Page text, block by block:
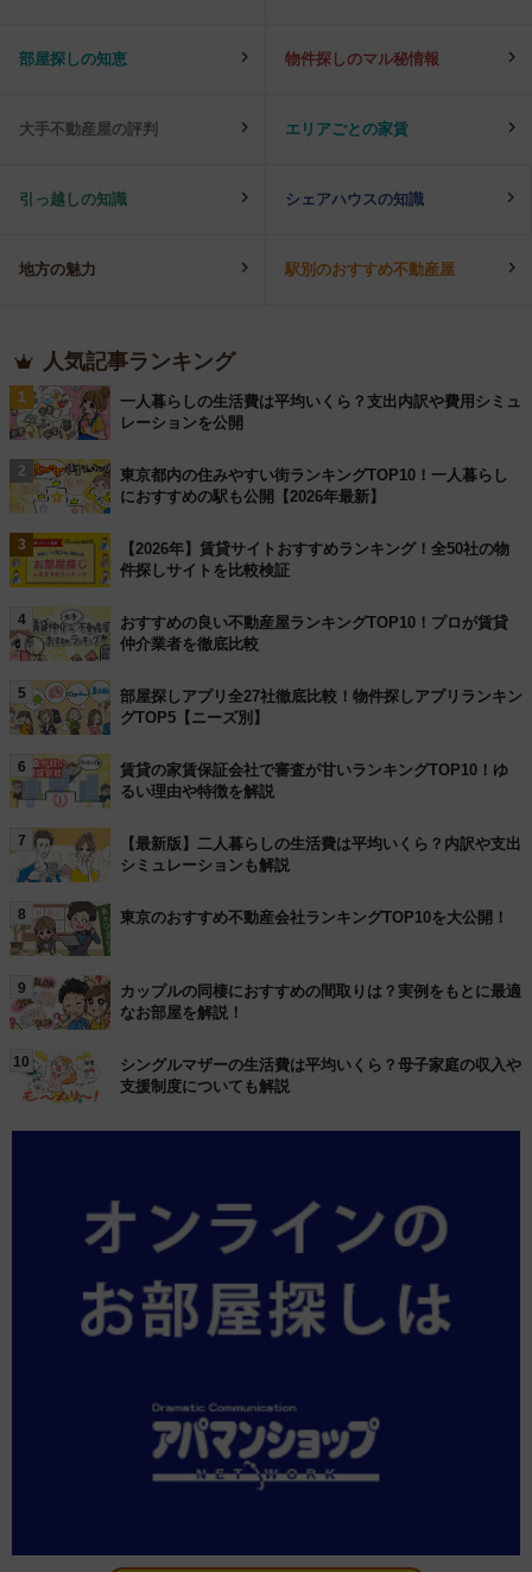
部屋探しの知恵 物件探しのマル秘情報
大手不動産屋の評判 エリアごとの家賃
引っ越しの知識 シェアハウスの知識
地方の魅力 駅別のおすすめ不動産屋
人気記事ランキング
1
一人暮らしの生活費は平均いくら？支出内訳や費用シミュ
レーションを公開
2
東京都内の住みやすい街ランキングTOP10！一人暮らし
におすすめの駅も公開【2026年最新】
3
【2026年】賃貸サイトおすすめランキング！全50社の物
件探しサイトを比較検証
4
おすすめの良い不動産屋ランキングTOP10！プロが賃貸
仲介業者を徹底比較
5
部屋探しアプリ全27社徹底比較！物件探しアプリランキン
グTOP5【ニーズ別】
6
賃貸の家賃保証会社で審査が甘いランキングTOP10！ゆ
るい理由や特徴を解説
7
【最新版】二人暮らしの生活費は平均いくら？内訳や支出
シミュレーションも解説
8 東京のおすすめ不動産会社ランキングTOP10を大公開！
9
カップルの同棲におすすめの間取りは？実例をもとに最適
なお部屋を解説！
10
シングルマザーの生活費は平均いくら？母子家庭の収入や
支援制度についても解説